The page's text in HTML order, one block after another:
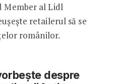
Member al Lidl
retailerul să se
românilor.
despre